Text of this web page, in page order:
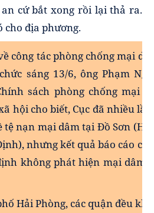
cứ bắt xong rồi lại thả ra.
địa phương.
công tác phòng chống mại
sáng 13/6, ông Phạm
sách phòng chống mại
hội cho biết, Cục đã nhiều
nạn mại dâm tại Đồ Sơn
nhưng kết quả báo cáo
không phát hiện mại dâm
Hải Phòng, các quận đều